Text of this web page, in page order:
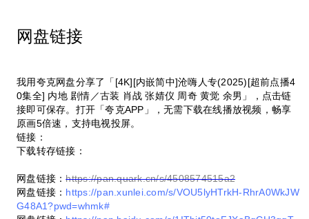
网盘链接
我用夸克网盘分享了「[4K][内嵌简中]沧嗨人专(2025)[超前点播4
0集全] 内地 剧情／古装 肖战 张婧仪 周奇 黄觉 余男」，点击链
接即可保存。打开「夸克APP」，无需下载在线播放视频，畅享
原画5倍速，支持电视投屏。
链接：
下载转存链接：
网盘链接：https://pan.quark.cn/s/4508574515a2
网盘链接： https://pan.xunlei.com/s/VOU5lyHTrkH-RhrA0WkJW
G48A1?pwd=whmk#